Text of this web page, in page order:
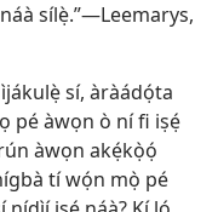
sílẹ̀.”—Leemarys,
sí, àràádọ́ta
pé àwọn ò ní fi iṣẹ́
àwọn akẹ́kọ̀ọ́
tí wọ́n mọ̀ pé